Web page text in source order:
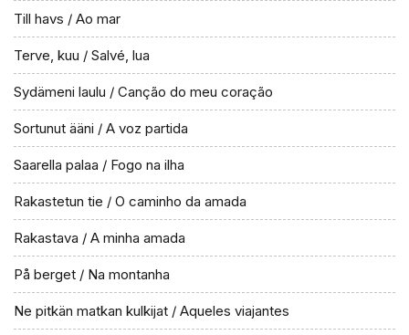
Till havs / Ao mar
Terve, kuu / Salvé, lua
Sydämeni laulu / Canção do meu coração
Sortunut ääni / A voz partida
Saarella palaa / Fogo na ilha
Rakastetun tie / O caminho da amada
Rakastava / A minha amada
På berget / Na montanha
Ne pitkän matkan kulkijat / Aqueles viajantes